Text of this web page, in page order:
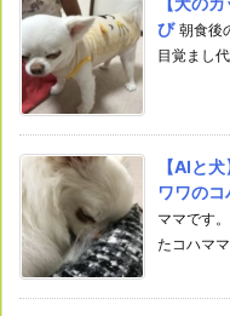
び 朝食後
目覚まし
【AIと
ワワの
ママです
たコハマ